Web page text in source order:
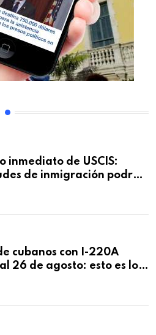
inmediato de USCIS:
de inmigración podrán
cubanos con I-220A
26 de agosto: esto es lo